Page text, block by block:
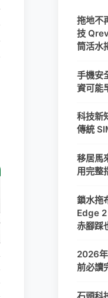
拖地不
技
筒活水
手機安
資可能
科技新
傳統
移居馬
用完整
鎖水拖
Edge 2
赤腳踩
2026
前必讀